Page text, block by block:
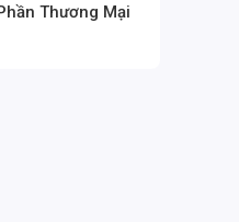
Thương Mại